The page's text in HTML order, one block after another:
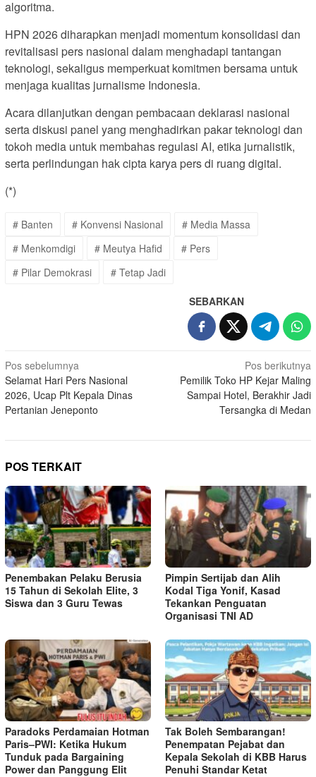
algoritma.
HPN 2026 diharapkan menjadi momentum konsolidasi dan
revitalisasi pers nasional dalam menghadapi tantangan
teknologi, sekaligus memperkuat komitmen bersama untuk
menjaga kualitas jurnalisme Indonesia.
Acara dilanjutkan dengan pembacaan deklarasi nasional
serta diskusi panel yang menghadirkan pakar teknologi dan
tokoh media untuk membahas regulasi AI, etika jurnalistik,
serta perlindungan hak cipta karya pers di ruang digital.
(*)
# Banten # Konvensi Nasional
# Media Massa
# Menkomdigi
# Meutya Hafid
# Pers
# Pilar Demokrasi
# Tetap Jadi
SEBARKAN
Navigasi
pos
Pos sebelumnya
Selamat Hari Pers Nasional
2026, Ucap Plt Kepala Dinas
Pertanian Jeneponto
Pos berikutnya
Pemilik Toko HP Kejar Maling
Sampai Hotel, Berakhir Jadi
Tersangka di Medan
POS TERKAIT
Penembakan Pelaku Berusia
15 Tahun di Sekolah Elite, 3
Siswa dan 3 Guru Tewas
Pimpin Sertijab dan Alih
Kodal Tiga Yonif, Kasad
Tekankan Penguatan
Organisasi TNI AD
Paradoks Perdamaian Hotman
Paris–PWI: Ketika Hukum
Tunduk pada Bargaining
Power dan Panggung Elit
Tak Boleh Sembarangan!
Penempatan Pejabat dan
Kepala Sekolah di KBB Harus
Penuhi Standar Ketat ​